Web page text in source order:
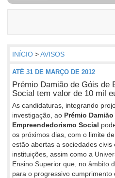
INÍCIO >AVISOS
ATÉ 31 DE MARÇO DE 2012
Prémio Damião de Góis de
Social tem valor de 10 mil
As candidaturas, integrando
investigação, ao Prémio
Empreendedorismo Social
os próximos dias, com o limite
estão abertas a sociedades civis
instituições, assim como a
Ensino Superior que, no âmbito
para o progressivo